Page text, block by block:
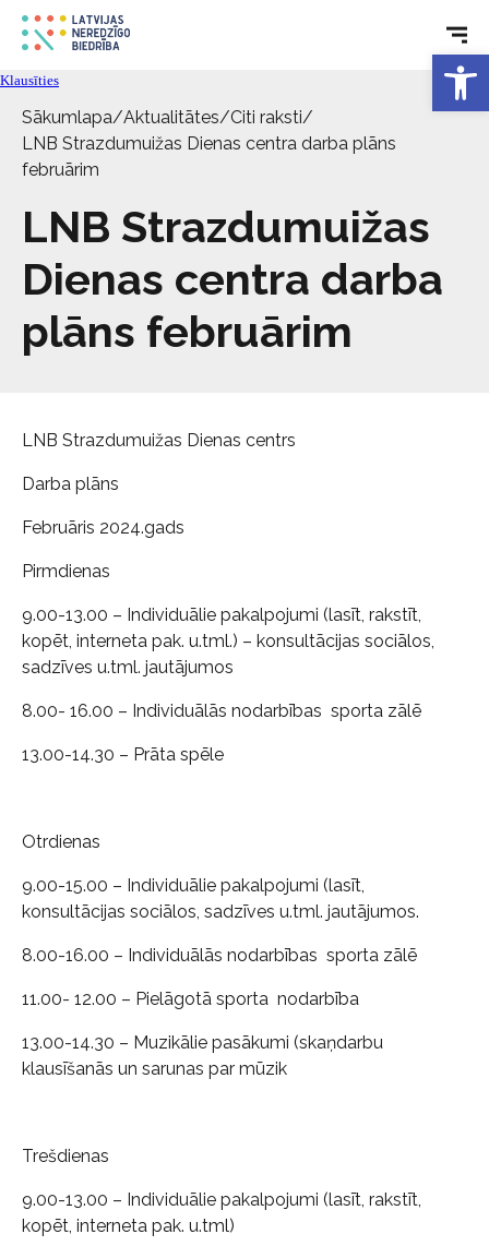
Tehniskie palīglīdzekļi
Aktualitātes
Pakalpojumi
Par biedrību
Kontakti
Klausīties
Sākumlapa/Aktualitātes/Citi raksti/
LNB Strazdumuižas Dienas centra darba plāns
februārim
LNB Strazdumuižas
Dienas centra darba
plāns februārim
LNB Strazdumuižas Dienas centrs
Darba plāns
Februāris 2024.gads
Pirmdienas
9.00-13.00 – Individuālie pakalpojumi (lasīt, rakstīt,
kopēt, interneta pak. u.tml.) – konsultācijas sociālos,
sadzīves u.tml. jautājumos
8.00- 16.00 – Individuālās nodarbības sporta zālē
13.00-14.30 – Prāta spēle
Otrdienas
9.00-15.00 – Individuālie pakalpojumi (lasīt,
konsultācijas sociālos, sadzīves u.tml. jautājumos.
8.00-16.00 – Individuālās nodarbības sporta zālē
11.00- 12.00 – Pielāgotā sporta nodarbība
13.00-14.30 – Muzikālie pasākumi (skaņdarbu
klausīšanās un sarunas par mūzik
Trešdienas
9.00-13.00 – Individuālie pakalpojumi (lasīt, rakstīt,
kopēt, interneta pak. u.tml)